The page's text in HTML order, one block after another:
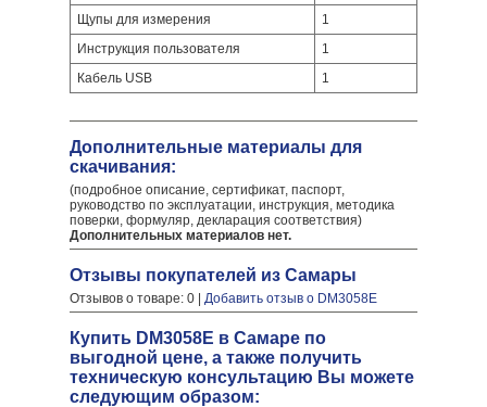
Щупы для измерения
1
Инструкция пользователя
1
Кабель USB
1
Дополнительные материалы для
скачивания:
(подробное описание, сертификат, паспорт,
руководство по эксплуатации, инструкция, методика
поверки, формуляр, декларация соответствия)
Дополнительных материалов нет.
Отзывы покупателей из Самары
Отзывов о товаре: 0 | Добавить отзыв о DM3058E
Купить DM3058E в Самаре по
выгодной цене, а также получить
техническую консультацию Вы можете
следующим образом: